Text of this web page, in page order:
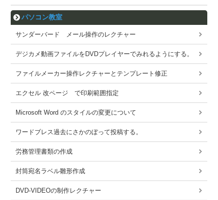
パソコン教室
サンダーバード メール操作のレクチャー
デジカメ動画ファイルをDVDプレイヤーでみれるようにする。
ファイルメーカー操作レクチャーとテンプレート修正
エクセル 改ページ で印刷範囲指定
Microsoft Word のスタイルの変更について
ワードブレス過去にさかのぼって投稿する。
労務管理書類の作成
封筒宛名ラベル雛形作成
DVD-VIDEOの制作レクチャー